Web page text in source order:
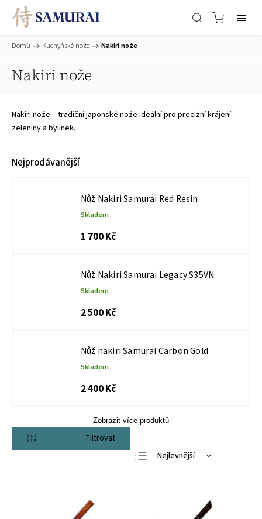
Domů / Kuchyňské nože / Nakiri nože
Nakiri nože
Nakiri nože – tradiční japonské nože ideální pro precizní krájení
zeleniny a bylinek.
Nejprodávanější
Nůž Nakiri Samurai Red Resin
Skladem
1 700 Kč
Nůž Nakiri Samurai Legacy S35VN
Skladem
2 500 Kč
Nůž nakiri Samurai Carbon Gold
Skladem
2 400 Kč
Zobrazit více produktů
Nejlevnější